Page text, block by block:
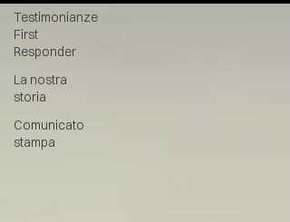
Testimonianze
First
Responder
La nostra
storia
Comunicato
stampa